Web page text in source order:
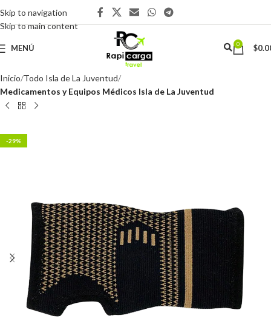
Skip to navigation
Skip to main content
MENÚ 0 $
Inicio Todo Isla de La Juventud
Medicamentos y Equipos Médicos Isla de La Juventud
-29%